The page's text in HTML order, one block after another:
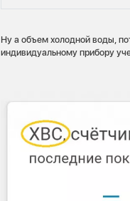
Ну а объем холодной воды,
индивидуальному прибору